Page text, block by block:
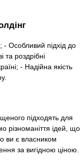
- Особливий підхід до
та роздрібні
- Надійна якість
підходять для
різноманіття ідей, що
ви є власником
за вигідною ціною.